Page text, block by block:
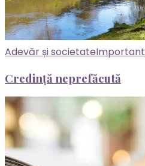
Adevăr și societateImportant
Credință neprefăcută